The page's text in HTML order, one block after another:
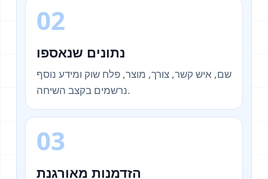
02
נתונים שנאספו
שם, איש קשר, צורך, מוצר, פלח שוק ומידע נוסף
נרשמים בקצב השיחה.
03
הזדמנות מאורגנת